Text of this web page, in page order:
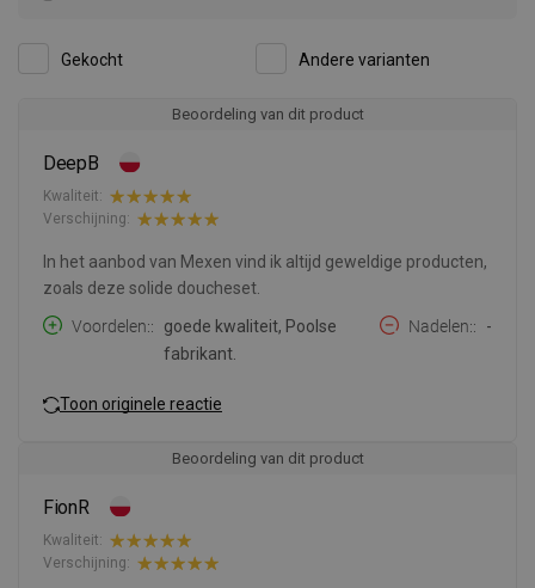
Gekocht Andere varianten
Beoordeling van dit product
DeepB
Kwaliteit:
Verschijning:
In het aanbod van Mexen vind ik altijd geweldige producten,
zoals deze solide doucheset.
Voordelen:
goede kwaliteit, Poolse
fabrikant.
Nadelen: -
Toon originele reactie
Beoordeling van dit product
FionR
Kwaliteit:
Verschijning: